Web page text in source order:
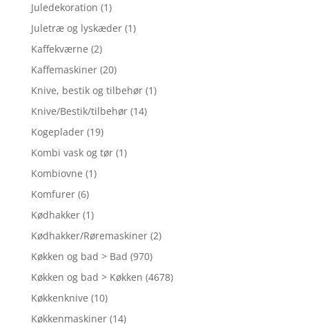
Juledekoration (1)
Juletræ og lyskæder (1)
Kaffekværne (2)
Kaffemaskiner (20)
Knive, bestik og tilbehør (1)
Knive/Bestik/tilbehør (14)
Kogeplader (19)
Kombi vask og tør (1)
Kombiovne (1)
Komfurer (6)
Kødhakker (1)
Kødhakker/Røremaskiner (2)
Køkken og bad > Bad (970)
Køkken og bad > Køkken (4678)
Køkkenknive (10)
Køkkenmaskiner (14)